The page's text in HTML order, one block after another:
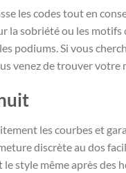
les codes tout en
la sobriété ou les
podiums. Si vous
venez de trouver votre
les courbes et
discrète au dos
style même après des